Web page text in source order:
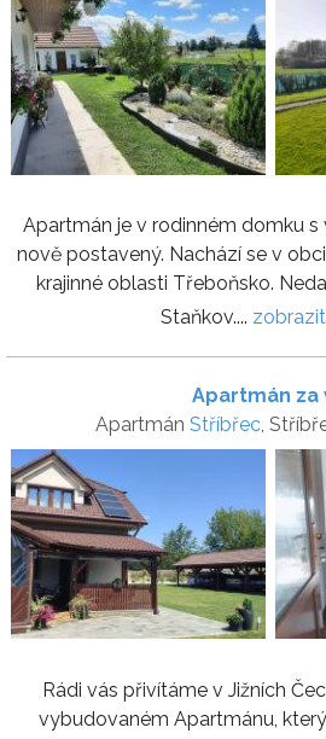
Apartmán je v rodinném domku
nově postavený. Nachází se v
krajinné oblasti Třeboňsko.
Staňkov....
Apartmán za
Apartmán Stříbřec,
Rádi vás přivítáme v Jižních
vybudovaném Apartmánu,